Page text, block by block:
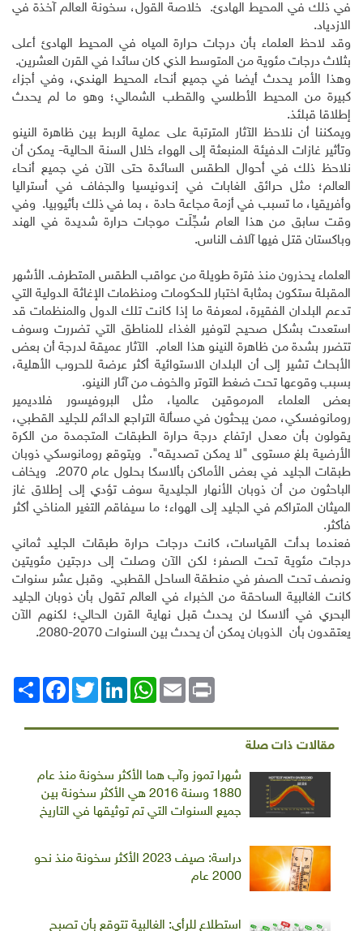
في ذلك في المحيط الهادئ. خلاصة القول، سخونة العالم آخذة في
الازدياد.
وقد لاحظ العلماء بأن درجات حرارة المياه في المحيط الهادئ أعلى
بثلاث درجات مئوية من المتوسط الذي كان سائدا في القرن العشرين.
وهذا الأمر يحدث أيضا في جميع أنحاء المحيط الهندي، وفي أجزاء
كبيرة من المحيط الأطلسي والقطب الشمالي؛ وهو ما لم يحدث
إطلاقا قبلئذ.
ويمكننا أن نلاحظ الآثار المترتبة على عملية الربط بين ظاهرة النينو
وتأثير غازات الدفيئة المنبعثة إلى الهواء خلال السنة الحالية- يمكن أن
نلاحظ ذلك في أحوال الطقس السائدة حتى الآن في جميع أنحاء
العالم؛ مثل حرائق الغابات في إندونيسيا والجفاف في أستراليا
وأفريقيا، ما تسبب في أزمة مجاعة حادة ، بما في ذلك بأثيوبيا. وفي
وقت سابق من هذا العام سُجِّلَت موجات حرارة شديدة في الهند
وباكستان قتل فيها آلاف الناس.
العلماء يحذرون منذ فترة طويلة من عواقب الطقس المتطرف. الأشهر
المقبلة ستكون بمثابة اختبار للحكومات ومنظمات الإغاثة الدولية التي
تدعم البلدان الفقيرة، لمعرفة ما إذا كانت تلك الدول والمنظمات قد
استعدت بشكل صحيح لتوفير الغذاء للمناطق التي تضررت وسوف
تتضرر بشدة من ظاهرة النينو هذا العام. الآثار عميقة لدرجة أن بعض
الأبحاث تشير إلى أن البلدان الاستوائية أكثر عرضة للحروب الأهلية،
بسبب وقوعها تحت ضغط التوتر والخوف من آثار النينو.
بعض العلماء المرموقين عالميا، مثل البروفيسور فلاديمير
رومانوفسكي، ممن يبحثون في مسألة التراجع الدائم للجليد القطبي،
يقولون بأن معدل ارتفاع درجة حرارة الطبقات المتجمدة من الكرة
الأرضية بلغ مستوى "لا يمكن تصديقه". ويتوقع رومانوسكي ذوبان
طبقات الجليد في بعض الأماكن بألاسكا بحلول عام 2070. ويخاف
الباحثون من أن ذوبان الأنهار الجليدية سوف تؤدي إلى إطلاق غاز
الميثان المتراكم في الجليد إلى الهواء؛ ما سيفاقم التغير المناخي أكثر
فأكثر.
فعندما بدأت القياسات، كانت درجات حرارة طبقات الجليد ثماني
درجات مئوية تحت الصفر؛ لكن الآن وصلت إلى درجتين مئويتين
ونصف تحت الصفر في منطقة الساحل القطبي. وقبل عشر سنوات
كانت الغالبية الساحقة من الخبراء في العالم تقول بأن ذوبان الجليد
البحري في ألاسكا لن يحدث قبل نهاية القرن الحالي؛ لكنهم الآن
يعتقدون بأن الذوبان يمكن أن يحدث بين السنوات 2070-2080.
انشر
FacebookTwitterLinkedIn
WhatsAppEmail Print
مقالات ذات صلة
شهرا تموز وآب هما الأكثر سخونة منذ عام
1880 وسنة 2016 هي الأكثر سخونة بين
جميع السنوات التي تم توثيقها في التاريخ
دراسة: صيف 2023 الأكثر سخونة منذ نحو
2000 عام
استطلاع للرأي: الغالبية تتوقع بأن تصبح